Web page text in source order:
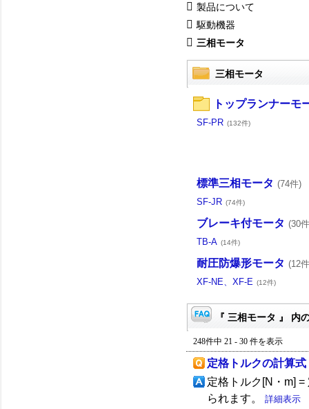
製品について
駆動機器
三相モータ
三相モータ
トップランナーモ
SF-PR (132件)
標準三相モータ (74件)
SF-JR (74件)
ブレーキ付モータ (30
TB-A (14件)
耐圧防爆形モータ (12
XF-NE、XF-E (12件)
『 三相モータ 』 内
248件中 21 - 30 件を表示
定格トルクの計算式
定格トルク[N・m]
られます。 詳細表示